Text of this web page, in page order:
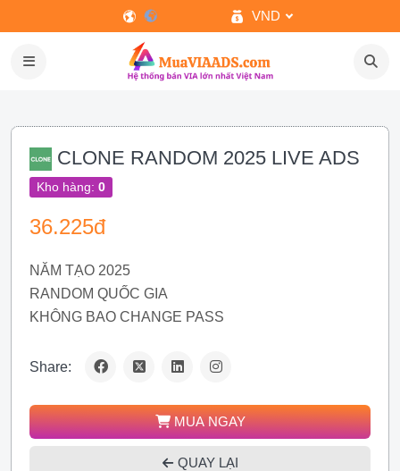
VND
CLONE RANDOM 2025 LIVE ADS
Kho hàng: 0
36.225đ
NĂM TẠO 2025
RANDOM QUỐC GIA
KHÔNG BAO CHANGE PASS
Share:
MUA NGAY
QUAY LẠI